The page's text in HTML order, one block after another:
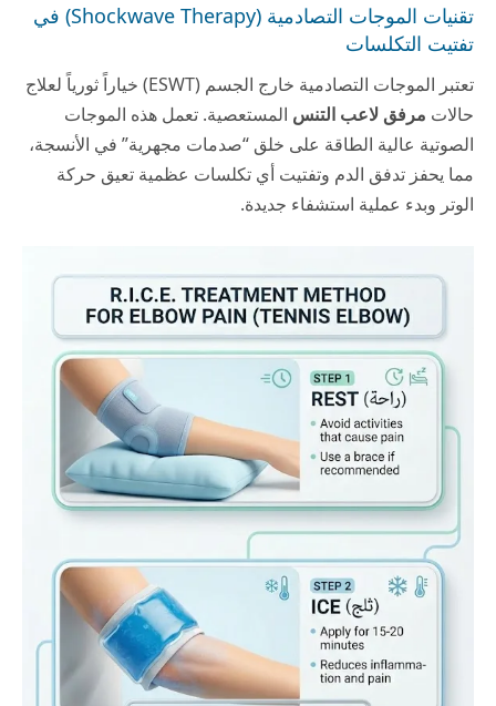
تقنيات الموجات التصادمية (Shockwave Therapy) في
تفتيت التكلسات
تعتبر الموجات التصادمية خارج الجسم (ESWT) خياراً ثورياً لعلاج
حالات مرفق لاعب التنس المستعصية. تعمل هذه الموجات
الصوتية عالية الطاقة على خلق “صدمات مجهرية” في الأنسجة،
مما يحفز تدفق الدم وتفتيت أي تكلسات عظمية تعيق حركة
الوتر وبدء عملية استشفاء جديدة.